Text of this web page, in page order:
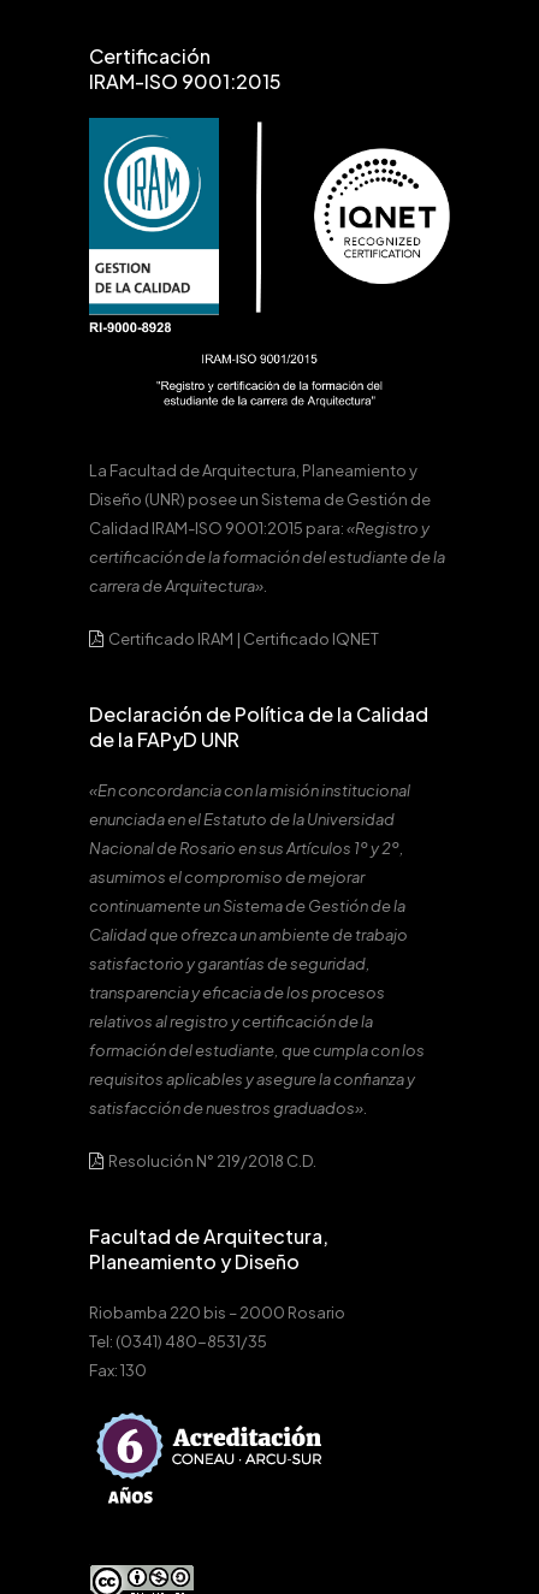
Certificación
IRAM-ISO 9001:2015
La Facultad de Arquitectura, Planeamiento y
Diseño (UNR) posee un Sistema de Gestión de
Calidad IRAM-ISO 9001:2015 para:«Registro y
certificación de la formación del estudiante de la
carrera de Arquitectura».
Certificado IRAM | Certificado IQNET
Declaración de Política de la Calidad
de la FAPyD UNR
«En concordancia con la misión institucional
enunciada en el Estatuto de la Universidad
Nacional de Rosario en sus Artículos 1º y 2º,
asumimos el compromiso de mejorar
continuamente un Sistema de Gestión de la
Calidad que ofrezca un ambiente de trabajo
satisfactorio y garantías de seguridad,
transparencia y eficacia de los procesos
relativos al registro y certificación de la
formación del estudiante, que cumpla con los
requisitos aplicables y asegure la confianza y
satisfacción de nuestros graduados».
Resolución N° 219/2018 C.D.
Facultad de Arquitectura,
Planeamiento y Diseño
Riobamba 220 bis – 2000 Rosario
Tel: (0341) 480-8531/35
Fax: 130